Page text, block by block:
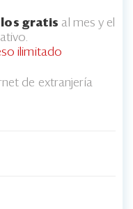
gratis al mes y el
ilimitado
de extranjería